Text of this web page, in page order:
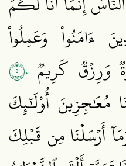
ءَامَنُواْ وَعَمِلُواْ
وَرِزۡقٞ كَرِيمٞ ٥٠
مُعَٰجِزِينَ أُوْلَٰٓئِكَ
أَرۡسَلۡنَا مِن قَبۡلِكَ